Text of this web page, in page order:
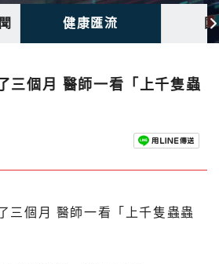
健康匯流
三個月 醫師一看「上千隻蟲